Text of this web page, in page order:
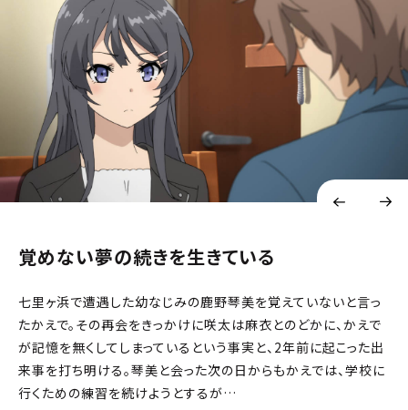
覚めない夢の続きを生きている
七里ヶ浜で遭遇した幼なじみの鹿野琴美を覚えていないと言っ
たかえで。その再会をきっかけに咲太は麻衣とのどかに、かえで
が記憶を無くしてしまっているという事実と、2年前に起こった出
来事を打ち明ける。琴美と会った次の日からもかえでは、学校に
行くための練習を続けようとするが…